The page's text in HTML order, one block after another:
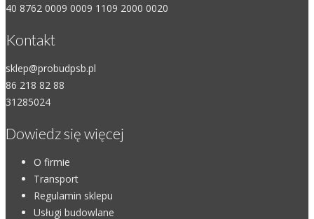
40 8762 0009 0009 1109 2000 0020
Kontakt
sklep@probudpsb.pl
86 218 82 88
31285024
Dowiedz się więcej
O firmie
Transport
Regulamin sklepu
Usługi budowlane